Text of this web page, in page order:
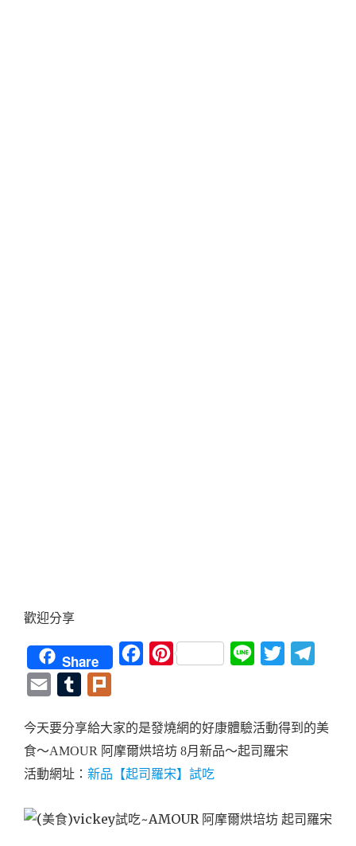
歡迎分享
Share FacebookPinterest Line Twitter
Email Tumblr
今天要分享給大家的是發燒網的好康體驗活動得到的美
食～AMOUR 阿摩爾烘培坊 8月新品～起司羅宋
活動網址： 新品【起司羅宋】試吃